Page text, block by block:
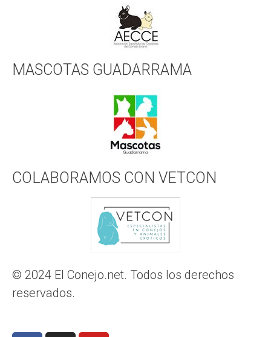
MASCOTAS GUADARRAMA
COLABORAMOS CON VETCON
© 2024 El Conejo.net. Todos los derechos
reservados.